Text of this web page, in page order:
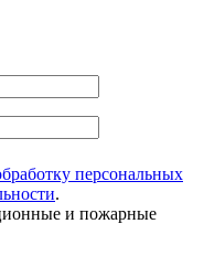
персональных
.
и пожарные